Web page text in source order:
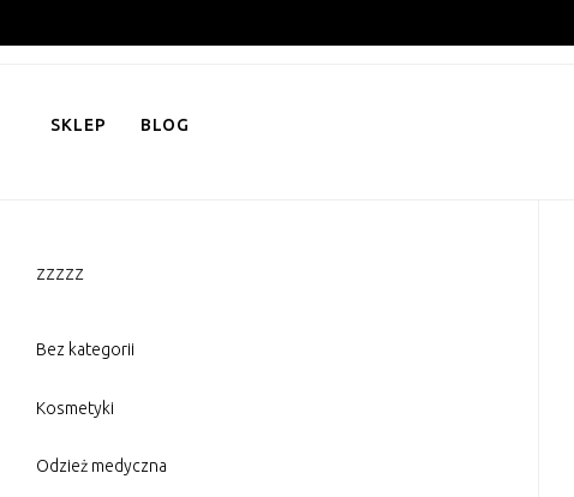
to
SKLEP BLOG
zzzzz
Bez kategorii
Kosmetyki
Odzież medyczna